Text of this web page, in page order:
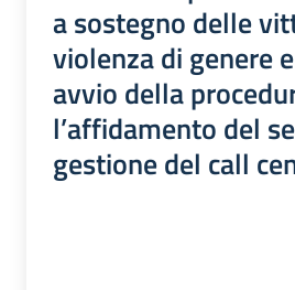
a sostegno delle
violenza di genere
avvio della
l’affidamento del
gestione del call